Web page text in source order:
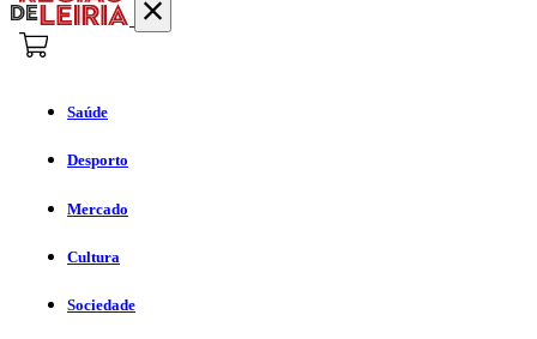
Saúde
Desporto
Mercado
Cultura
Sociedade